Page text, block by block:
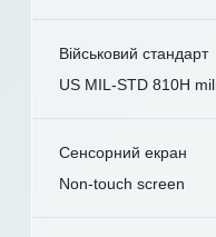
Військовий стандарт
US MIL-STD 810H
Сенсорний екран
Non-touch screen